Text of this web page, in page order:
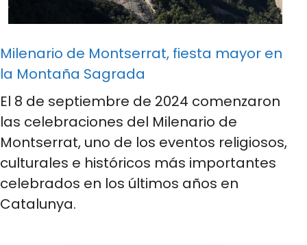
Milenario de Montserrat, fiesta mayor en
la Montaña Sagrada
El 8 de septiembre de 2024 comenzaron
las celebraciones del Milenario de
Montserrat, uno de los eventos religiosos,
culturales e históricos más importantes
celebrados en los últimos años en
Catalunya.